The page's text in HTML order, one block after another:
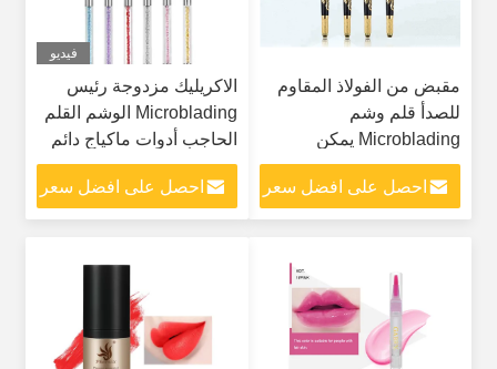
مقبض من الفولاذ المقاوم
للصدأ قلم وشم
Microblading يمكن
التخلص منه بشفرة طولها
135 مم احصل على افضل سعر
فيديو
الاكريليك مزدوجة رئيس
Microblading الوشم القلم
الحاجب أدوات ماكياج دائم
احصل على افضل سعر